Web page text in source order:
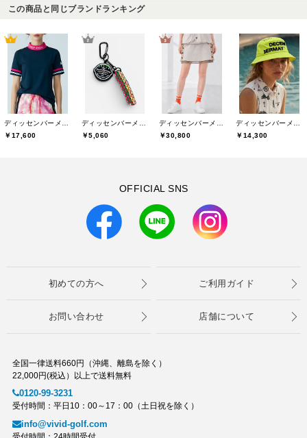
この商品と同じブランドランキング
ディッセンバーメイ(DECEMBERMAY)
￥17,600
ディッセンバーメイ(DECEMBERMAY)
￥5,060
ディッセンバーメイ(DECEMBERMAY)
￥30,800
ディッセンバーメイ(DECEMBERMAY)
￥14,300
OFFICIAL SNS
初めての方へ ご利用ガイド
お問い合わせ 店舗について
全国一律送料660円（沖縄、離島を除く）
22,000円(税込）以上で送料無料
0120-99-3231
受付時間：平日10：00～17：00（土日祝を除く）
info@vivid-golf.com